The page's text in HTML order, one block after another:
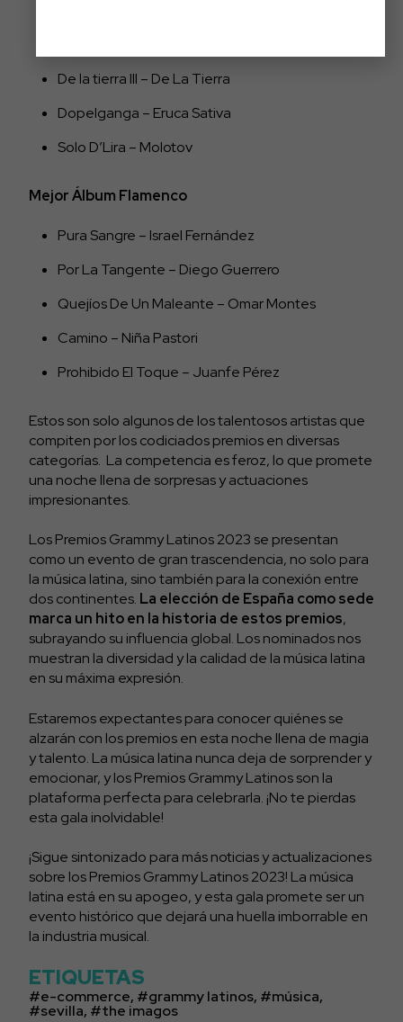
De la tierra III – De La Tierra
Dopelganga – Eruca Sativa
Solo D’Lira – Molotov
Mejor Álbum Flamenco
Pura Sangre – Israel Fernández
Por La Tangente – Diego Guerrero
Quejíos De Un Maleante – Omar Montes
Camino – Niña Pastori
Prohibido El Toque – Juanfe Pérez
Estos son solo algunos de los talentosos artistas que
compiten por los codiciados premios en diversas
categorías. La competencia es feroz, lo que promete
una noche llena de sorpresas y actuaciones
impresionantes.
Los Premios Grammy Latinos 2023 se presentan
como un evento de gran trascendencia, no solo para
la música latina, sino también para la conexión entre
dos continentes. La elección de España como sede
marca un hito en la historia de estos premios,
subrayando su influencia global. Los nominados nos
muestran la diversidad y la calidad de la música latina
en su máxima expresión.
Estaremos expectantes para conocer quiénes se
alzarán con los premios en esta noche llena de magia
y talento. La música latina nunca deja de sorprender y
emocionar, y los Premios Grammy Latinos son la
plataforma perfecta para celebrarla. ¡No te pierdas
esta gala inolvidable!
¡Sigue sintonizado para más noticias y actualizaciones
sobre los Premios Grammy Latinos 2023! La música
latina está en su apogeo, y esta gala promete ser un
evento histórico que dejará una huella imborrable en
la industria musical.
ETIQUETAS
e-commerce, grammy latinos, música,
sevilla, the imagos